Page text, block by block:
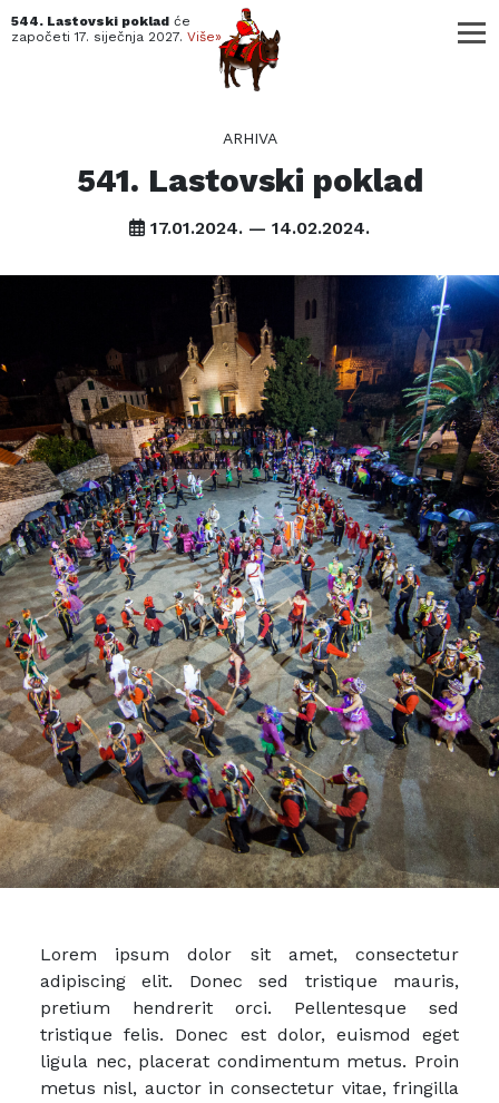
544. Lastovski poklad će
započeti17. siječnja 2027. Više»
ARHIVA
541. Lastovski poklad
17.01.2024. — 14.02.2024.
Lorem ipsum dolor sit amet, consectetur
adipiscing elit. Donec sed tristique mauris,
pretium hendrerit orci. Pellentesque sed
tristique felis. Donec est dolor, euismod eget
ligula nec, placerat condimentum metus. Proin
metus nisl, auctor in consectetur vitae, fringilla